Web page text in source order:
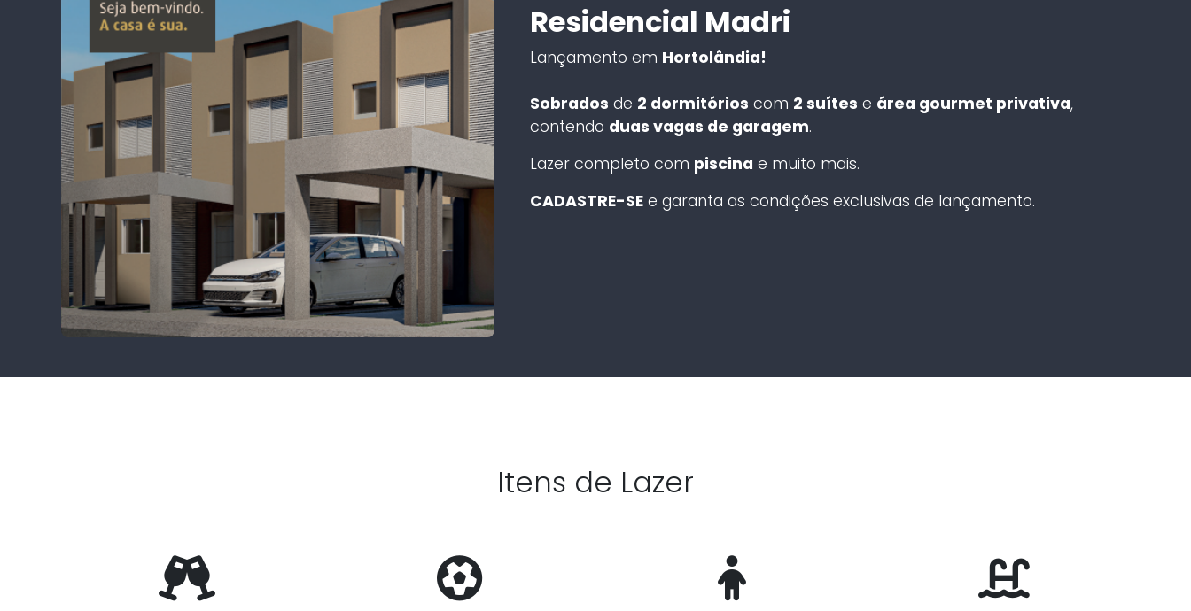
Residencial Madri
Lançamento em Hortolândia!
Sobrados de 2 dormitórios com 2 suítes e área gourmet privativa,
contendo duas vagas de garagem.
Lazer completo com piscina e muito mais.
CADASTRE-SEe garanta as condições exclusivas de lançamento.
Itens de Lazer